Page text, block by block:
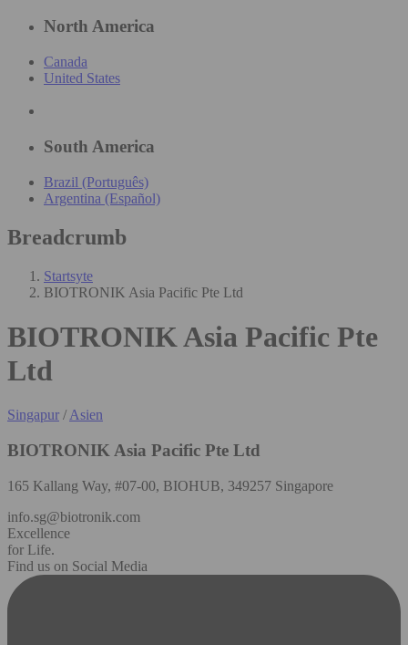
North America
Canada
United States
South America
Brazil (Português)
Argentina (Español)
Breadcrumb
Startsyte
BIOTRONIK Asia Pacific Pte Ltd
BIOTRONIK Asia Pacific Pte
Ltd
Singapur /Asien
BIOTRONIK Asia Pacific Pte Ltd
165 Kallang Way, #07-00, BIOHUB, 349257 Singapore
info.sg@biotronik.com
Excellence
for Life.
Find us on Social Media